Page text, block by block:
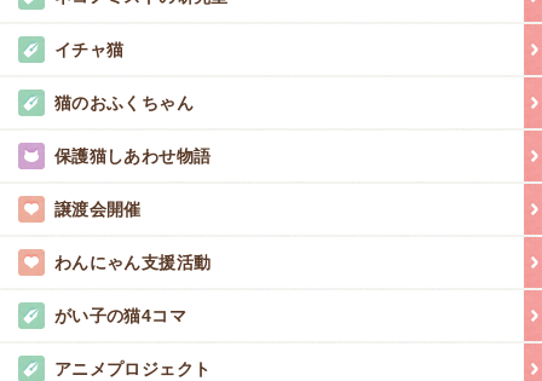
イチャ猫
猫のおふくちゃん
保護猫しあわせ物語
譲渡会開催
わんにゃん支援活動
がい子の猫4コマ
アニメプロジェクト